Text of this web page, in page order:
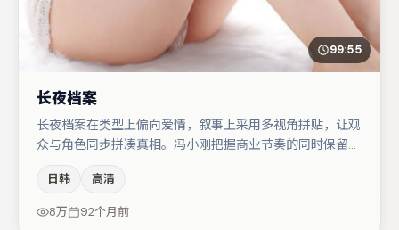
99:55
长夜档案
长夜档案在类型上偏向爱情，叙事上采用多视角拼贴，让观
众与角色同步拼凑真相。冯小刚把握商业节奏的同时保留人
事驱动，小松菜奈、宋佳分别提供反差与喜剧/悬疑调剂
（视场次而定）。若你偏爱强类型与清晰主线，这部作品值
得关注。
日韩 高清
8万 92个月前